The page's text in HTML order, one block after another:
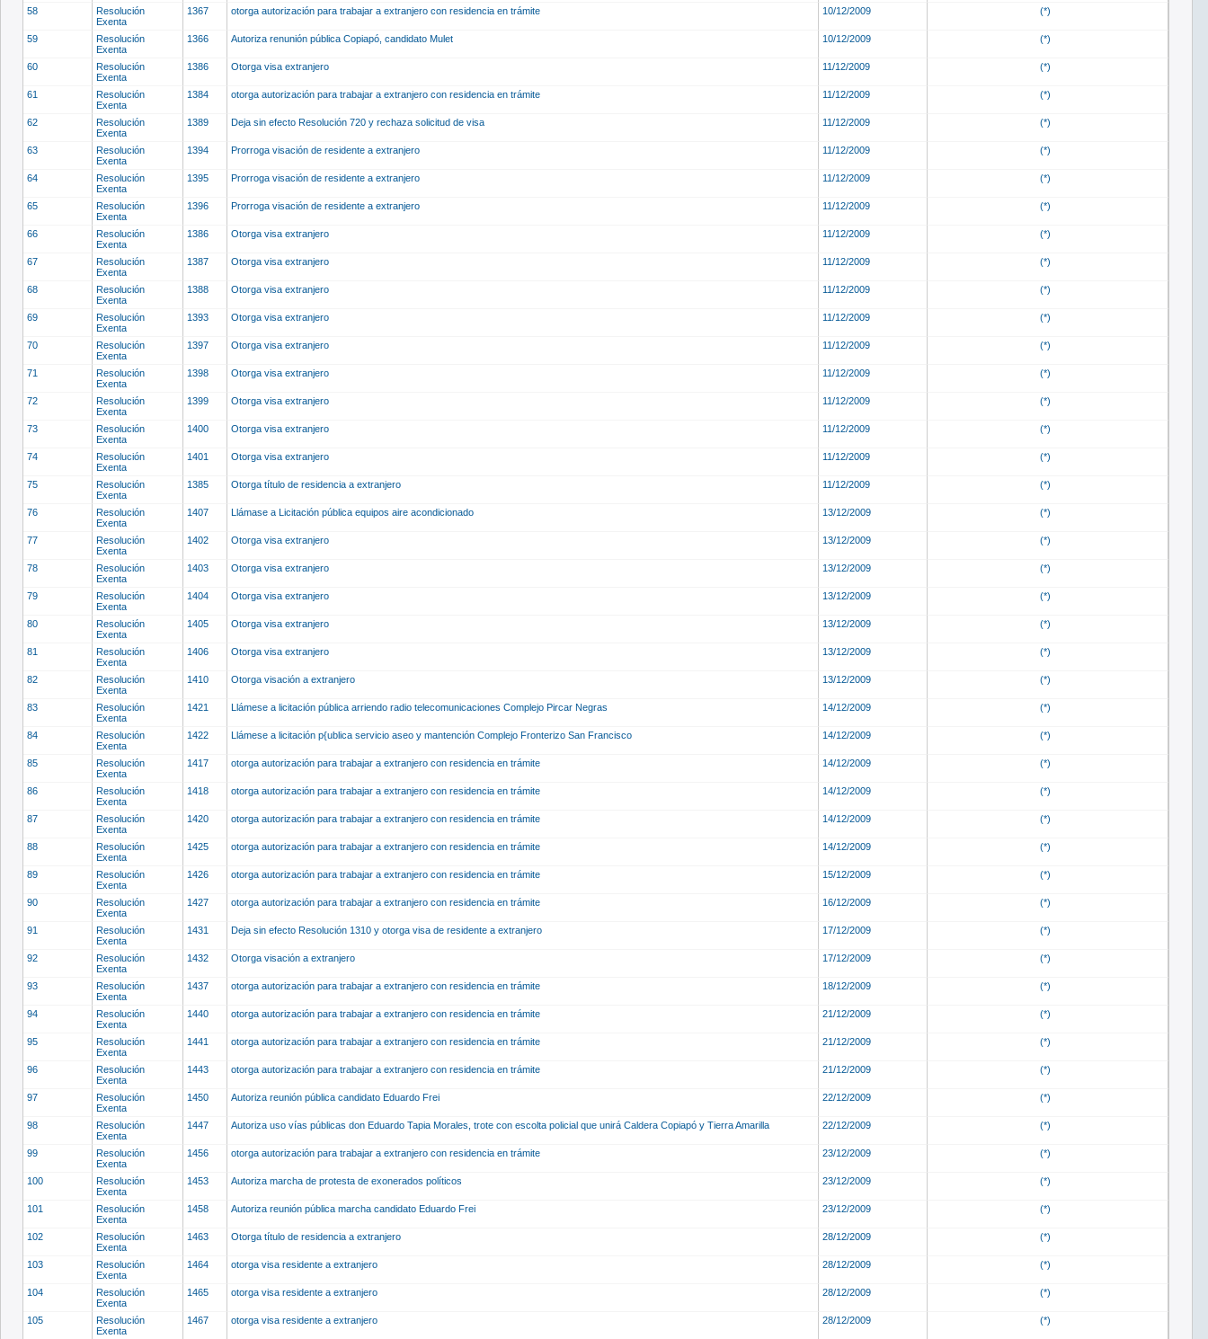
58
Resolución
Exenta
1367 otorga autorización para trabajar a extranjero con residencia en trámite 10/12/2009 (*)
59
Resolución
Exenta
1366 Autoriza renunión pública Copiapó, candidato Mulet 10/12/2009 (*)
60
Resolución
Exenta
1386 Otorga visa extranjero 11/12/2009 (*)
61
Resolución
Exenta
1384 otorga autorización para trabajar a extranjero con residencia en trámite 11/12/2009 (*)
62
Resolución
Exenta
1389 Deja sin efecto Resolución 720 y rechaza solicitud de visa 11/12/2009 (*)
63
Resolución
Exenta
1394 Prorroga visación de residente a extranjero 11/12/2009 (*)
64
Resolución
Exenta
1395 Prorroga visación de residente a extranjero 11/12/2009 (*)
65
Resolución
Exenta
1396 Prorroga visación de residente a extranjero 11/12/2009 (*)
66
Resolución
Exenta
1386 Otorga visa extranjero 11/12/2009 (*)
67
Resolución
Exenta
1387 Otorga visa extranjero 11/12/2009 (*)
68
Resolución
Exenta
1388 Otorga visa extranjero 11/12/2009 (*)
69
Resolución
Exenta
1393 Otorga visa extranjero 11/12/2009 (*)
70
Resolución
Exenta
1397 Otorga visa extranjero 11/12/2009 (*)
71
Resolución
Exenta
1398 Otorga visa extranjero 11/12/2009 (*)
72
Resolución
Exenta
1399 Otorga visa extranjero 11/12/2009 (*)
73
Resolución
Exenta
1400 Otorga visa extranjero 11/12/2009 (*)
74
Resolución
Exenta
1401 Otorga visa extranjero 11/12/2009 (*)
75
Resolución
Exenta
1385 Otorga título de residencia a extranjero 11/12/2009 (*)
76
Resolución
Exenta
1407 Llámase a Licitación pública equipos aire acondicionado 13/12/2009 (*)
77
Resolución
Exenta
1402 Otorga visa extranjero 13/12/2009 (*)
78
Resolución
Exenta
1403 Otorga visa extranjero 13/12/2009 (*)
79
Resolución
Exenta
1404 Otorga visa extranjero 13/12/2009 (*)
80
Resolución
Exenta
1405 Otorga visa extranjero 13/12/2009 (*)
81
Resolución
Exenta
1406 Otorga visa extranjero 13/12/2009 (*)
82
Resolución
Exenta
1410 Otorga visación a extranjero 13/12/2009 (*)
83
Resolución
Exenta
1421 Llámese a licitación pública arriendo radio telecomunicaciones Complejo Pircar Negras 14/12/2009 (*)
84
Resolución
Exenta
1422 Llámese a licitación p{ublica servicio aseo y mantención Complejo Fronterizo San Francisco 14/12/2009 (*)
85
Resolución
Exenta
1417 otorga autorización para trabajar a extranjero con residencia en trámite 14/12/2009 (*)
86
Resolución
Exenta
1418 otorga autorización para trabajar a extranjero con residencia en trámite 14/12/2009 (*)
87
Resolución
Exenta
1420 otorga autorización para trabajar a extranjero con residencia en trámite 14/12/2009 (*)
88
Resolución
Exenta
1425 otorga autorización para trabajar a extranjero con residencia en trámite 14/12/2009 (*)
89
Resolución
Exenta
1426 otorga autorización para trabajar a extranjero con residencia en trámite 15/12/2009 (*)
90
Resolución
Exenta
1427 otorga autorización para trabajar a extranjero con residencia en trámite 16/12/2009 (*)
91
Resolución
Exenta
1431 Deja sin efecto Resolución 1310 y otorga visa de residente a extranjero 17/12/2009 (*)
92
Resolución
Exenta
1432 Otorga visación a extranjero 17/12/2009 (*)
93
Resolución
Exenta
1437 otorga autorización para trabajar a extranjero con residencia en trámite 18/12/2009 (*)
94
Resolución
Exenta
1440 otorga autorización para trabajar a extranjero con residencia en trámite 21/12/2009 (*)
95
Resolución
Exenta
1441 otorga autorización para trabajar a extranjero con residencia en trámite 21/12/2009 (*)
96
Resolución
Exenta
1443 otorga autorización para trabajar a extranjero con residencia en trámite 21/12/2009 (*)
97
Resolución
Exenta
1450 Autoriza reunión pública candidato Eduardo Frei 22/12/2009 (*)
98
Resolución
Exenta
1447 Autoriza uso vías públicas don Eduardo Tapia Morales, trote con escolta policial que unirá Caldera Copiapó y Tierra Amarilla 22/12/2009 (*)
99
Resolución
Exenta
1456 otorga autorización para trabajar a extranjero con residencia en trámite 23/12/2009 (*)
100
Resolución
Exenta
1453 Autoriza marcha de protesta de exonerados políticos 23/12/2009 (*)
101
Resolución
Exenta
1458 Autoriza reunión pública marcha candidato Eduardo Frei 23/12/2009 (*)
102
Resolución
Exenta
1463 Otorga título de residencia a extranjero 28/12/2009 (*)
103
Resolución
Exenta
1464 otorga visa residente a extranjero 28/12/2009 (*)
104
Resolución
Exenta
1465 otorga visa residente a extranjero 28/12/2009 (*)
105
Resolución
Exenta
1467 otorga visa residente a extranjero 28/12/2009 (*)